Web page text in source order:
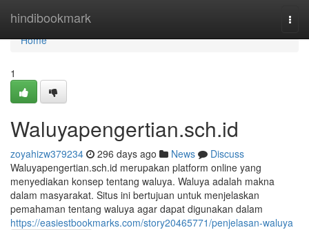
hindibookmark
Home
Home
1
Waluyapengertian.sch.id
zoyahizw379234 296 days ago News
Discuss
Waluyapengertian.sch.id merupakan platform online yang
menyediakan konsep tentang waluya. Waluya adalah makna
dalam masyarakat. Situs ini bertujuan untuk menjelaskan
pemahaman tentang waluya agar dapat digunakan dalam
https://easiestbookmarks.com/story20465771/penjelasan-waluya